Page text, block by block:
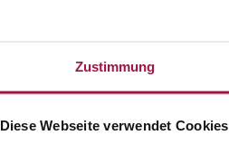
Zustimmung
Diese Webseite verwendet Cookies